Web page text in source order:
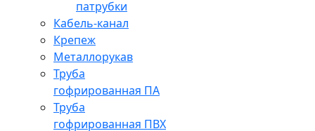
патрубки
Кабель-канал
Крепеж
Металлорукав
Труба
гофрированная ПА
Труба
гофрированная ПВХ